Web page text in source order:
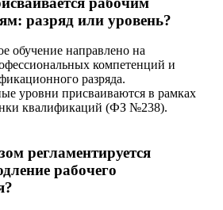
разряд или уровень?
обучение направлено на
компетенций и
разряда.
уровни присваиваются в рамках
квалификаций (ФЗ №238).
регламентируется
рабочего